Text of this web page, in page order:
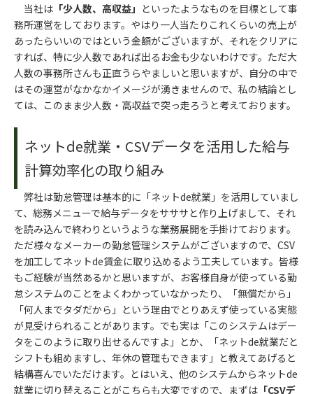
当社は 「少人数、高収益」 といったようなものを目標として事
務所運営をしております。やはり一人当たりこれくらいの売上が
あったらいいのではという金額がございますが、それをクリアに
すれば、特に少人数であれば出るお金も少ないわけです。ただ大
人数の事務所さんも正直うらやましいと思いますが、自分の中で
はその運営がなかなかイメージが湧きませんので、私の結論とし
ては、このまま少人数・高収益で突っ走ろうと考えております。
ネットde就業・CSVデータを活用した給与
計算効率化の取り組み
弊社は勤怠管理は基本的に「ネットde就業」を活用していまし
て、総務メニューで給与データをサササと作り上げまして、それ
を読み込んで終わりというような業務展開を手掛けております。
ただ様々なメーカーの勤怠管理システムがございますので、CSV
を加工してネットde賃金に取り込めるよう工夫しています。皆様
もご経験が当然あるかと思いますが、お客様自身が使っている勤
怠システムのことをよくわかっていなかったり、「無償だから」
「何人までタダだから」という理由でとりあえず使っている実態
が見受けられることがあります。でも実は「このシステムはデー
タをこのように取り出せるんですよ」とか、「ネットde就業だと
シフトも組めますし、年休の管理もできます」と教えてあげると
結構喜んでいただけます。とはいえ、他のシステムからネットde
就業に切り替えることがこちらも大変ですので、まずは 「CSVデ